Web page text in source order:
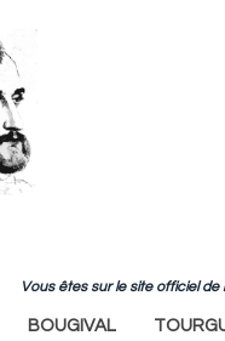
Vous êtes sur le site officiel
BOUGIVAL